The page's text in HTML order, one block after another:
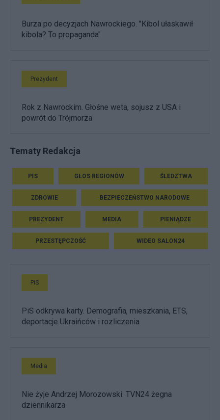
Burza po decyzjach Nawrockiego. "Kibol ułaskawił
kibola? To propaganda"
Prezydent
Rok z Nawrockim. Głośne weta, sojusz z USA i
powrót do Trójmorza
Tematy Redakcja
PIS GŁOS REGIONÓW ŚLEDZTWA
ZDROWIE BEZPIECZEŃSTWO NARODOWE
PREZYDENT MEDIA PIENIĄDZE
PRZESTĘPCZOŚĆ WIDEO SALON24
PiS
PiS odkrywa karty. Demografia, mieszkania, ETS,
deportacje Ukraińców i rozliczenia
Media
Nie żyje Andrzej Morozowski. TVN24 żegna
dziennikarza